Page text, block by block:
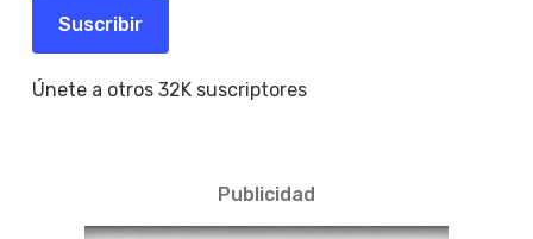
electrónico
Suscribir
Únete a otros 32K suscriptores
Publicidad